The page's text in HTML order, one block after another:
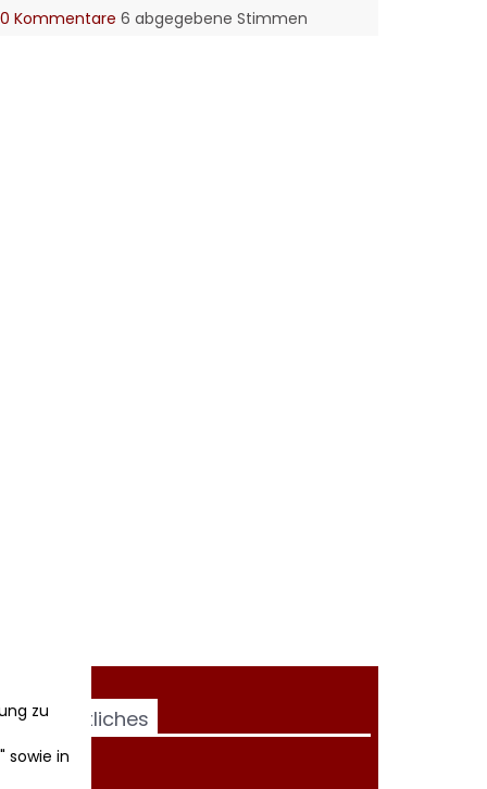
Kommentare 6 abgegebene Stimmen
Rechtliches
zu
sowie in